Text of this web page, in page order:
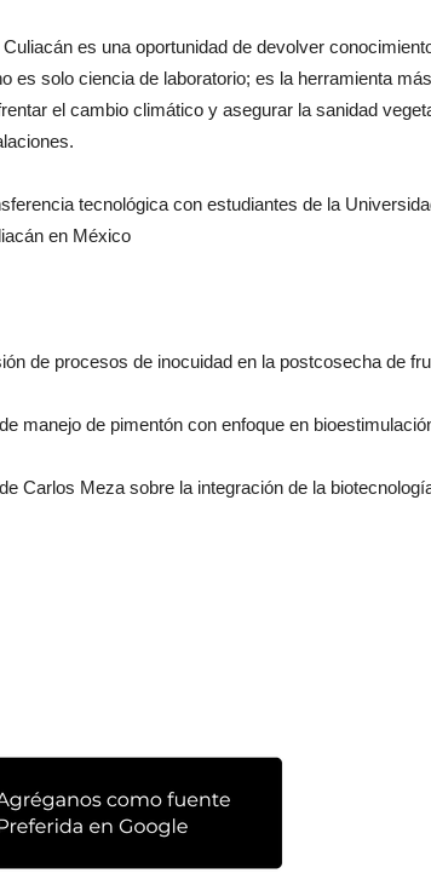
es una oportunidad de devolver
es solo ciencia de laboratorio; es la herramienta más
el cambio climático y asegurar la sanidad
de procesos de inocuidad en la postcosecha de
manejo de pimentón con enfoque en
Carlos Meza sobre la integración de la